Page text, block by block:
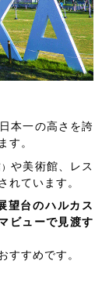
本一の高さを誇
す。
）や美術館、レス
れています。
望台のハルカス
ビューで見渡す
すすめです。